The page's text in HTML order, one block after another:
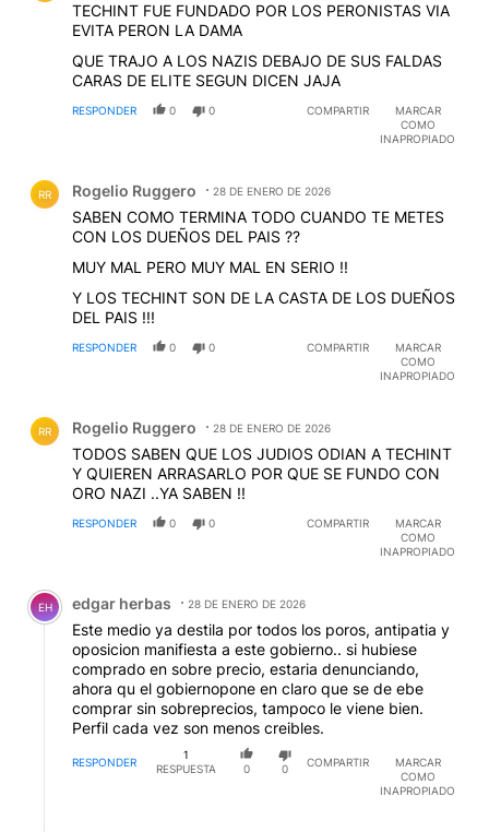
TECHINT FUE FUNDADO POR LOS PERONISTAS VIA
EVITA PERON LA DAMA
QUE TRAJO A LOS NAZIS DEBAJO DE SUS FALDAS
CARAS DE ELITE SEGUN DICEN JAJA
RESPONDER 0 0 COMPARTIR
MARCAR
COMO
INAPROPIADO
RR Rogelio Ruggero 28 DE ENERO DE 2026
SABEN COMO TERMINA TODO CUANDO TE METES
CON LOS DUEÑOS DEL PAIS ??
MUY MAL PERO MUY MAL EN SERIO !!
Y LOS TECHINT SON DE LA CASTA DE LOS DUEÑOS
DEL PAIS !!!
RESPONDER 0 0 COMPARTIR
MARCAR
COMO
INAPROPIADO
RR Rogelio Ruggero 28 DE ENERO DE 2026
TODOS SABEN QUE LOS JUDIOS ODIAN A TECHINT
Y QUIEREN ARRASARLO POR QUE SE FUNDO CON
ORO NAZI ..YA SABEN !!
RESPONDER 0 0 COMPARTIR
MARCAR
COMO
INAPROPIADO
Comentario de edgar herbas.
EH edgar herbas 28 DE ENERO DE 2026
Este medio ya destila por todos los poros, antipatia y
oposicion manifiesta a este gobierno.. si hubiese
comprado en sobre precio, estaria denunciando,
ahora qu el gobiernopone en claro que se de ebe
comprar sin sobreprecios, tampoco le viene bien.
Perfil cada vez son menos creibles.
RESPONDER
1
RESPUESTA
0 0
COMPARTIR
MARCAR
COMO
INAPROPIADO